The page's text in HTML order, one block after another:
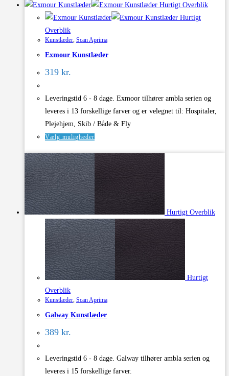
har
flere
Mulighederne
kan
varesiden
Hurtigt Overblik
Hurtigt
Overblik
Kunstlæder Scan Aprima
Exmour Kunstlæder
319 kr.
Leveringstid 6 - 8 dage. Exmoor tilhører ambla serien og
leveres i 13 forskellige farver og er velegnet til: Hospitaler,
Plejehjem, Skib / Både & Fly
Vælg muligheder
har
varianter.
Mulighederne
kan
vælges
på
varesiden
Hurtigt Overblik
Hurtigt
Overblik
Kunstlæder, Scan Aprima
Galway Kunstlæder
389 kr.
Leveringstid 6 - 8 dage. Galway tilhører ambla serien og
leveres i 15 forskellige farver.